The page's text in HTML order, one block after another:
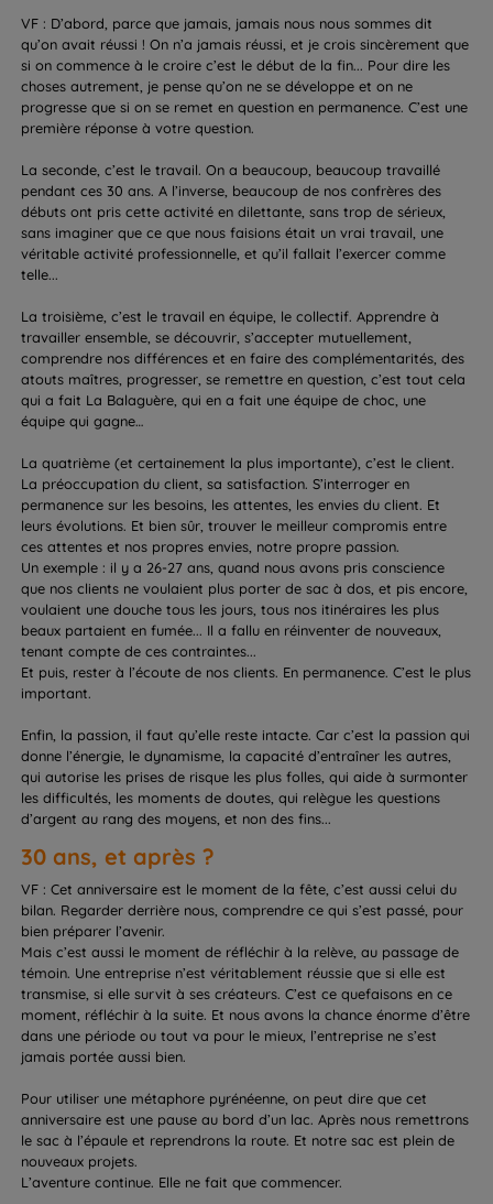
VF : D’abord, parce que jamais, jamais nous nous sommes dit
qu’on avait réussi ! On n’a jamais réussi, et je crois sincèrement que
si on commence à le croire c’est le début de la fin... Pour dire les
choses autrement, je pense qu’on ne se développe et on ne
progresse que si on se remet en question en permanence. C’est une
première réponse à votre question.
La seconde, c’est le travail. On a beaucoup, beaucoup travaillé
pendant ces 30 ans. A l’inverse, beaucoup de nos confrères des
débuts ont pris cette activité en dilettante, sans trop de sérieux,
sans imaginer que ce que nous faisions était un vrai travail, une
véritable activité professionnelle, et qu’il fallait l’exercer comme
telle...
La troisième, c’est le travail en équipe, le collectif. Apprendre à
travailler ensemble, se découvrir, s’accepter mutuellement,
comprendre nos différences et en faire des complémentarités, des
atouts maîtres, progresser, se remettre en question, c’est tout cela
qui a fait La Balaguère, qui en a fait une équipe de choc, une
équipe qui gagne…
La quatrième (et certainement la plus importante), c’est le client.
La préoccupation du client, sa satisfaction. S’interroger en
permanence sur les besoins, les attentes, les envies du client. Et
leurs évolutions. Et bien sûr, trouver le meilleur compromis entre
ces attentes et nos propres envies, notre propre passion.
Un exemple : il y a 26-27 ans, quand nous avons pris conscience
que nos clients ne voulaient plus porter de sac à dos, et pis encore,
voulaient une douche tous les jours, tous nos itinéraires les plus
beaux partaient en fumée... Il a fallu en réinventer de nouveaux,
tenant compte de ces contraintes...
Et puis, rester à l’écoute de nos clients. En permanence. C’est le plus
important.
Enfin, la passion, il faut qu’elle reste intacte. Car c’est la passion qui
donne l’énergie, le dynamisme, la capacité d’entraîner les autres,
qui autorise les prises de risque les plus folles, qui aide à surmonter
les difficultés, les moments de doutes, qui relègue les questions
d’argent au rang des moyens, et non des fins...
30 ans, et après ?
VF : Cet anniversaire est le moment de la fête, c’est aussi celui du
bilan. Regarder derrière nous, comprendre ce qui s’est passé, pour
bien préparer l’avenir.
Mais c’est aussi le moment de réfléchir à la relève, au passage de
témoin. Une entreprise n’est véritablement réussie que si elle est
transmise, si elle survit à ses créateurs. C’est ce quefaisons en ce
moment, réfléchir à la suite. Et nous avons la chance énorme d’être
dans une période ou tout va pour le mieux, l’entreprise ne s’est
jamais portée aussi bien.
Pour utiliser une métaphore pyrénéenne, on peut dire que cet
anniversaire est une pause au bord d’un lac. Après nous remettrons
le sac à l’épaule et reprendrons la route. Et notre sac est plein de
nouveaux projets.
L’aventure continue. Elle ne fait que commencer.